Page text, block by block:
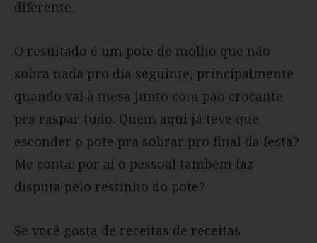
diferente.
O resultado é um pote de molho que não
sobra nada pro dia seguinte, principalmente
quando vai à mesa junto com pão crocante
pra raspar tudo. Quem aqui já teve que
esconder o pote pra sobrar pro final da festa?
Me conta: por aí o pessoal também faz
disputa pelo restinho do pote?
Se você gosta de receitas de receitas